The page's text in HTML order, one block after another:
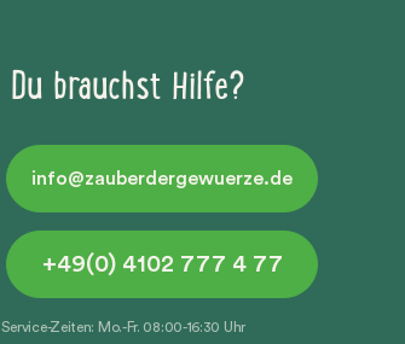
Du brauchst Hilfe?
info@zauberdergewuerze.de
+49(0) 4102 777 4 77
Service-Zeiten: Mo.-Fr. 08:00-16:30 Uhr